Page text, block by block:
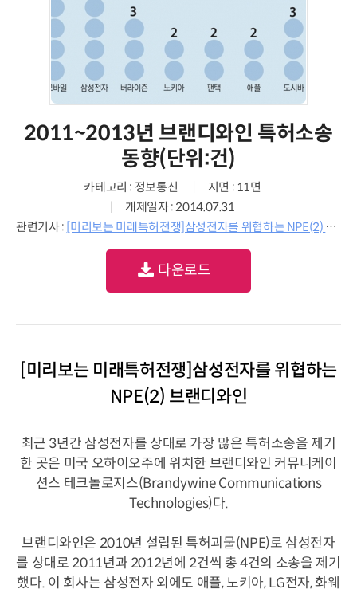
2011~2013년 브랜디와인 특허소송
동향(단위:건)
카테고리 : 정보통신
지면 : 11면
개제일자 : 2014.07.31
관련기사 : [미리보는 미래특허전쟁]삼성전자를 위협하는 NPE(2) 브랜디와인
다운로드
[미리보는 미래특허전쟁]삼성전자를 위협하는
NPE(2) 브랜디와인
최근 3년간 삼성전자를 상대로 가장 많은 특허소송을 제기
한 곳은 미국 오하이오주에 위치한 브랜디와인 커뮤니케이
션스 테크놀로지스(Brandywine Communications
Technologies)다.
브랜디와인은 2010년 설립된 특허괴물(NPE)로 삼성전자
를 상대로 2011년과 2012년에 2건씩 총 4건의 소송을 제기
했다. 이 회사는 삼성전자 외에도 애플, 노키아, LG전자, 화웨